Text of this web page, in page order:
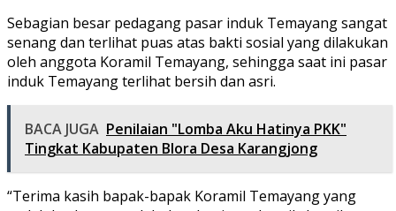
Sebagian besar pedagang pasar induk Temayang sangat
senang dan terlihat puas atas bakti sosial yang dilakukan
oleh anggota Koramil Temayang, sehingga saat ini pasar
induk Temayang terlihat bersih dan asri.
BACA JUGA Penilaian "Lomba Aku Hatinya PKK"
Tingkat Kabupaten Blora Desa Karangjong
“Terima kasih bapak-bapak Koramil Temayang yang